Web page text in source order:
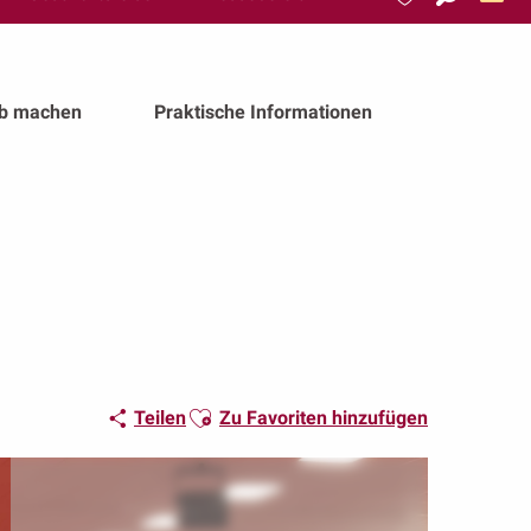
Suche
machen Praktische Informationen
TeilenAjouter aux favoris
Zu Favoriten hinzufügen